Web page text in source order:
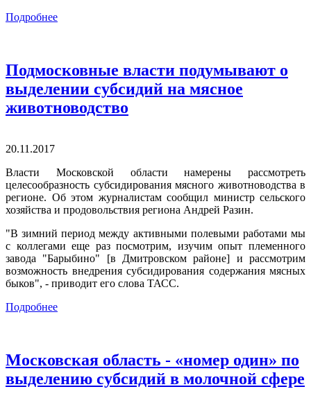
Подробнее
Подмосковные власти подумывают о
выделении субсидий на мясное
животноводство
20.11.2017
Власти Московской области намерены рассмотреть
целесообразность субсидирования мясного животноводства в
регионе. Об этом журналистам сообщил министр сельского
хозяйства и продовольствия региона Андрей Разин.
"В зимний период между активными полевыми работами мы
с коллегами еще раз посмотрим, изучим опыт племенного
завода "Барыбино" [в Дмитровском районе] и рассмотрим
возможность внедрения субсидирования содержания мясных
быков", - приводит его слова ТАСС.
Подробнее
Московская область - «номер один» по
выделению субсидий в молочной сфере